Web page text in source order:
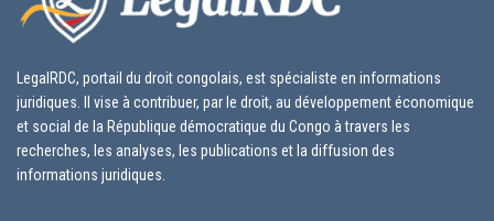
LegalRDC, portail du droit congolais, est spécialiste en informations
juridiques. Il vise à contribuer, par le droit, au développement économique
et social de la République démocratique du Congo à travers les
recherches, les analyses, les publications et la diffusion des
informations juridiques.